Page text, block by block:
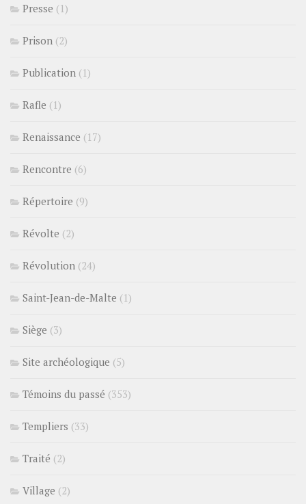
Presse (1)
Prison (2)
Publication (1)
Rafle (1)
Renaissance (17)
Rencontre (6)
Répertoire (9)
Révolte (2)
Révolution (24)
Saint-Jean-de-Malte (1)
Siège (3)
Site archéologique (5)
Témoins du passé (353)
Templiers (33)
Traité (2)
Village (2)